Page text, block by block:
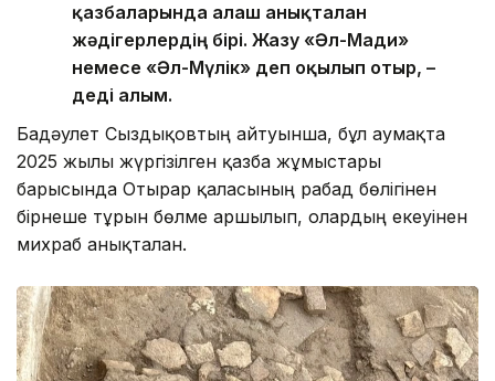
қазбаларында алғаш анықталған
жәдігерлердің бірі. Жазу «Әл-Мағди»
немесе «Әл-Мүлік» деп оқылып отыр, –
деді ғалым.
Бағдәулет Сыздықовтың айтуынша, бұл аумақта
2025 жылы жүргізілген қазба жұмыстары
барысында Отырар қаласының рабад бөлігінен
бірнеше тұрғын бөлме аршылып, олардың екеуінен
михраб анықталған.